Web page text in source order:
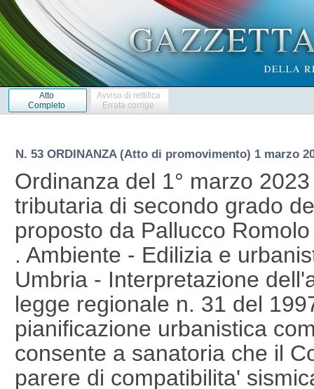
Atto
Completo
Avviso di rettifica
Errata corrige
N. 53 ORDINANZA (Atto di promovimento) 1 marzo
Ordinanza del 1° marzo
tributaria di secondo grado
proposto da Pallucco
. Ambiente - Edilizia e
Umbria - Interpretazione
legge regionale n. 31 del
pianificazione urbanistica
consente a sanatoria che il
parere di compatibilita'